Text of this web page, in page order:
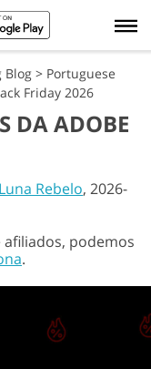
Blog > Portuguese
Friday 2026
DA ADOBE
Luna Rebelo, 2026-
podemos
.